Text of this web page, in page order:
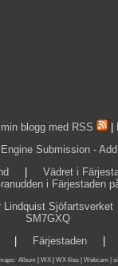
blogg med RSS
Submission -
Vädret i
i Färjestaden
Lindquist Sjöfartsverket
SM7GXQ
Färjestaden|
: Album WX WX files | Webcam |